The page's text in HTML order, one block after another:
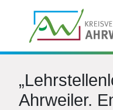
Ahrweiler.